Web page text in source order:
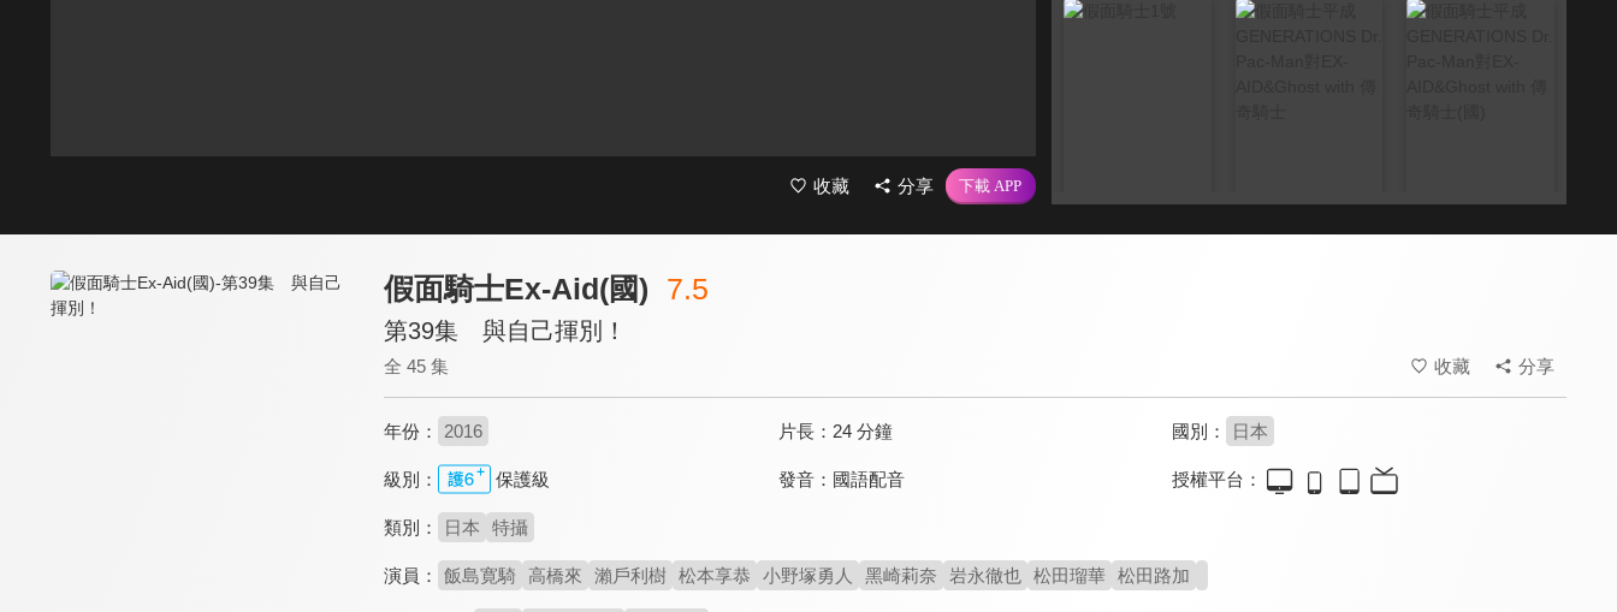
收藏 分享
7.5 7.5
新．超人力霸王
假面騎士Ex-Aid(國) 7.5
第39集 與自己揮別！
全 45 集 收藏 分享
年份： 2016 片長： 24 分鐘 國別： 日本
級別： 保護級 發音： 國語配音 授權平台：
類別： 日本 特攝
演員： 飯島寛騎 高橋來 瀨戶利樹 松本享恭 小野塚勇人 黑崎莉奈 岩永徹也 松田瑠華 松田路加